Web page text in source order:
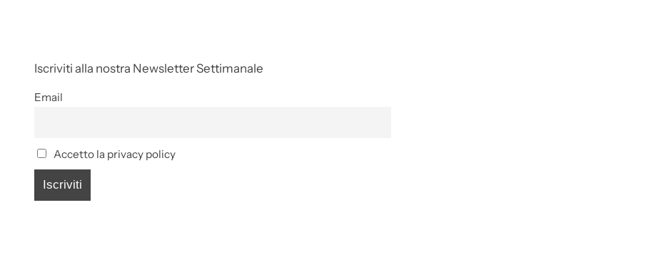
Iscriviti alla nostra Newsletter Settimanale
Email
Accetto la privacy policy